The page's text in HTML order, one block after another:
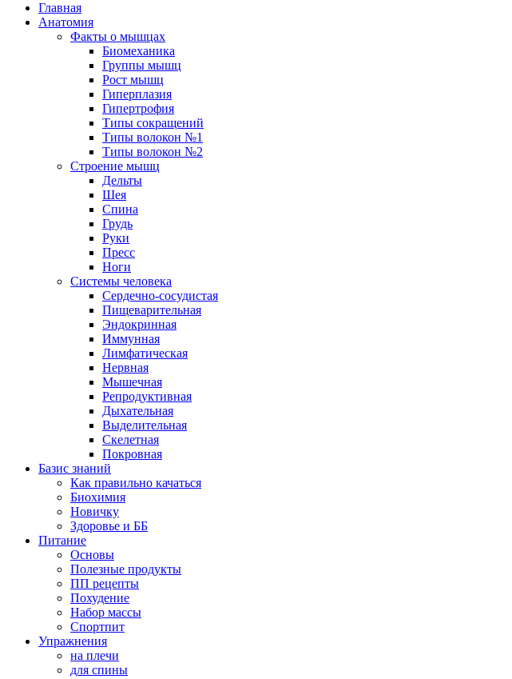
Главная
Анатомия
Факты о мышцах
Биомеханика
Группы мышц
Рост мышц
Гиперплазия
Гипертрофия
Типы сокращений
Типы волокон №1
Типы волокон №2
Строение мышц
Дельты
Шея
Спина
Грудь
Руки
Пресс
Ноги
Системы человека
Сердечно-сосудистая
Пищеварительная
Эндокринная
Иммунная
Лимфатическая
Нервная
Мышечная
Репродуктивная
Дыхательная
Выделительная
Скелетная
Покровная
Базис знаний
Как правильно качаться
Биохимия
Новичку
Здоровье и ББ
Питание
Основы
Полезные продукты
ПП рецепты
Похудение
Набор массы
Спортпит
Упражнения
на плечи
для спины